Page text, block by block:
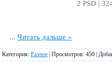
2 PSD |
... Читать дальше »
Категория: Разное | Просмотров: 450 |